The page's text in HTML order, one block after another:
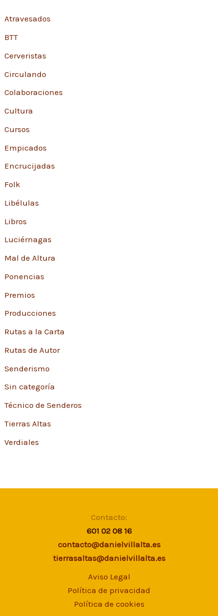
Atravesados
BTT
Cerveristas
Circulando
Colaboraciones
Cultura
Cursos
Empicados
Encrucijadas
Folk
Libélulas
Libros
Luciérnagas
Mal de Altura
Ponencias
Premios
Producciones
Rutas a la Carta
Rutas de Autor
Senderismo
Sin categoría
Técnico de Senderos
Tierras Altas
Verdiales
Contacto:
601 02 08 16
contacto@danielvillalta.es
tierrasaltas@danielvillalta.es
Aviso Legal
Política de privacidad
Política de cookies